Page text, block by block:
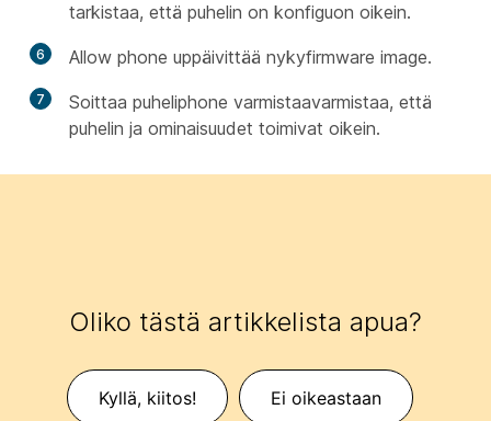
tarkistaa, että puhelin on konfiguon oikein.
6 Allow phone uppäivittää nykyfirmware image.
7
Soittaa puheliphone varmistaavarmistaa, että
puhelin ja ominaisuudet toimivat oikein.
Oliko tästä artikkelista apua?
Kyllä, kiitos! Ei oikeastaan